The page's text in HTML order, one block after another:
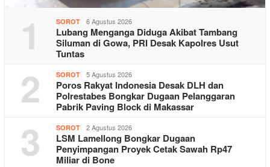
1 SOROT 6 Agustus 2026
Lubang Menganga Diduga Akibat Tambang
Siluman di Gowa, PRI Desak Kapolres Usut
Tuntas
2 SOROT 5 Agustus 2026
Poros Rakyat Indonesia Desak DLH dan
Polrestabes Bongkar Dugaan Pelanggaran
Pabrik Paving Block di Makassar
3 SOROT 2 Agustus 2026
LSM Lamellong Bongkar Dugaan
Penyimpangan Proyek Cetak Sawah Rp47
Miliar di Bone